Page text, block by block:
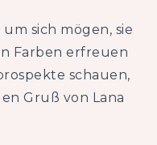
sich mögen, sie
Farben erfreuen
schauen,
Gruß von Lana